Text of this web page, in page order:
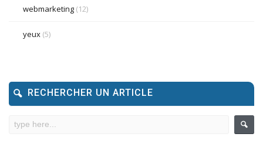
webmarketing (12)
yeux (5)
RECHERCHER UN ARTICLE